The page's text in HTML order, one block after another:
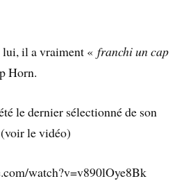
lui, il a vraiment «franchi un cap
Horn.
le dernier sélectionné de son
le vidéo)
watch?v=v890lOye8Bk